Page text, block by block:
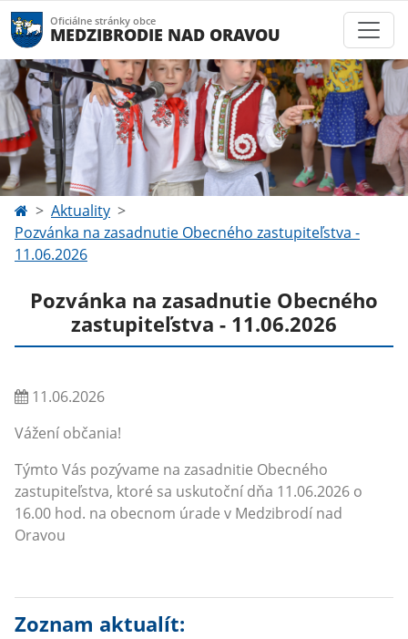
Oficiálne stránky obce
MEDZIBRODIE NAD ORAVOU
Aktuality
Pozvánka na zasadnutie Obecného zastupiteľstva -
11.06.2026
Pozvánka na zasadnutie Obecného
zastupiteľstva - 11.06.2026
11.06.2026
Vážení občania!
Týmto Vás pozývame na zasadnitie Obecného
zastupiteľstva, ktoré sa uskutoční dňa 11.06.2026 o
16.00 hod. na obecnom úrade v Medzibrodí nad
Oravou
Zoznam aktualít: